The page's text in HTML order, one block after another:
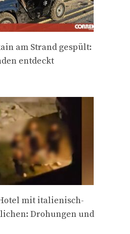
am Strand gespült:
entdeckt
mit italienisch-
Drohungen und